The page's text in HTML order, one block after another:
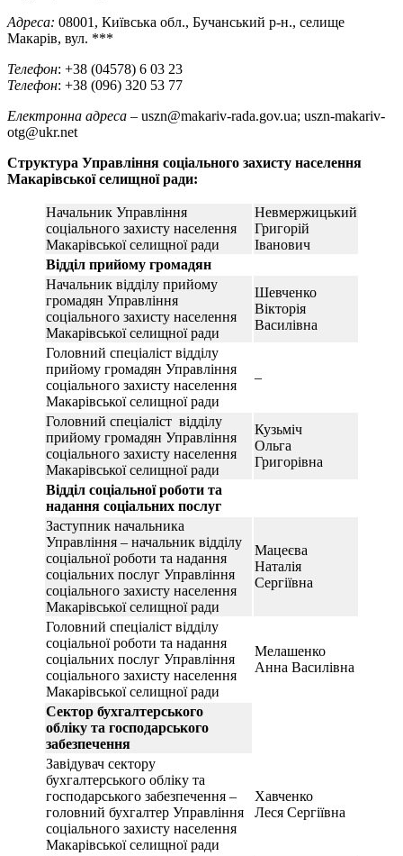
Адреса: 08001, Київська обл., Бучанський р-н., селище
Макарів, вул. ***
Телефон: +38 (04578) 6 03 23
Телефон: +38 (096) 320 53 77
Електронна адреса – uszn@makariv-rada.gov.ua; uszn-makariv-
оtg@ukr.net
Структура Управління соціального захисту населення
Макарівської селищної ради:
Начальник Управління
соціального захисту населення
Макарівської селищної ради
Невмержицький
Григорій
Іванович
Відділ прийому громадян
Начальник відділу прийому
громадян Управління
соціального захисту населення
Макарівської селищної ради
Шевченко
Вікторія
Василівна
Головний спеціаліст відділу
прийому громадян Управління
соціального захисту населення
Макарівської селищної ради
–
Головний спеціаліст відділу
прийому громадян Управління
соціального захисту населення
Макарівської селищної ради
Кузьміч
Ольга
Григорівна
Відділ соціальної роботи та
надання соціальних послуг
Заступник начальника
Управління – начальник відділу
соціальної роботи та надання
соціальних послуг Управління
соціального захисту населення
Макарівської селищної ради
Мацеєва
Наталія
Сергіївна
Головний спеціаліст відділу
соціальної роботи та надання
соціальних послуг Управління
соціального захисту населення
Макарівської селищної ради
Мелашенко
Анна Василівна
Сектор бухгалтерського
обліку та господарського
забезпечення
Завідувач сектору
бухгалтерського обліку та
господарського забезпечення –
головний бухгалтер Управління
соціального захисту населення
Макарівської селищної ради
Хавченко
Леся Сергіївна